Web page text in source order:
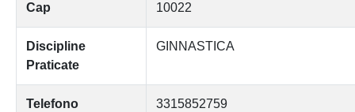
Cap 10022
Discipline
Praticate
GINNASTICA
Telefono 3315852759